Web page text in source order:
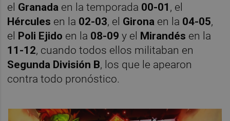
el Granada en la temporada 00-01 , el
Hércules en la 02-03, el Girona en la 04-05,
el Poli Ejido en la 08-09 y el Mirandés en la
11-12, cuando todos ellos militaban en
Segunda División B, los que le apearon
contra todo pronóstico.